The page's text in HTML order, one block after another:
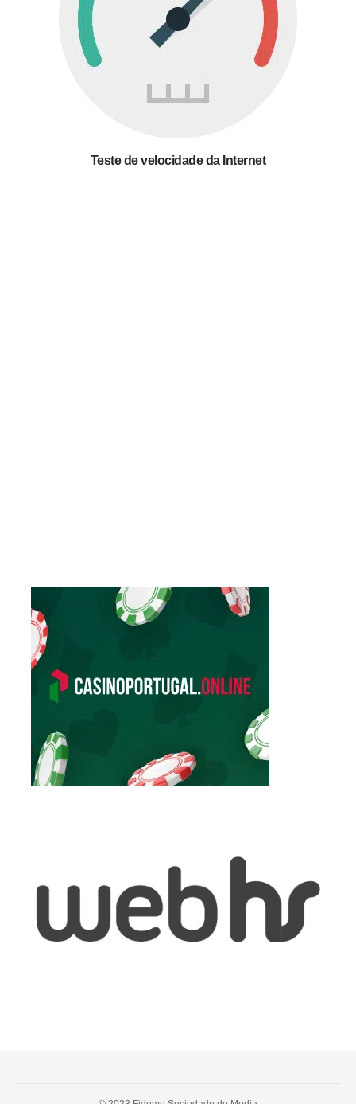
Teste de velocidade da Internet